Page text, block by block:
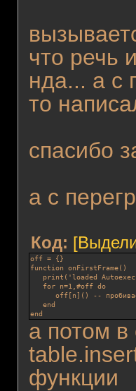
что речь
нда... а с
то
спасибо
а с
Код:
off = {}
function onFirstFrame()
print('loaded
for n=1,#off do
off[n]() -- пробиваем
end
end
а потом в
функции